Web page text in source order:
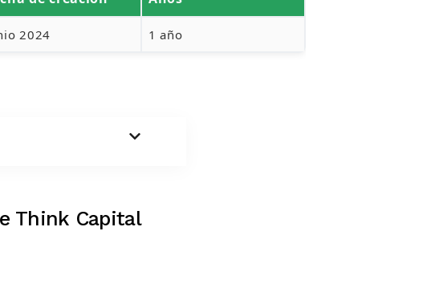
2024 1 año
Think Capital